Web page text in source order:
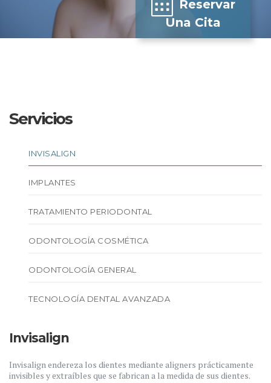
Reservar
Una Cita
Servicios
INVISALIGN
IMPLANTES
TRATAMIENTO PERIODONTAL
ODONTOLOGÍA COSMÉTICA
ODONTOLOGÍA GENERAL
TECNOLOGÍA DENTAL AVANZADA
Invisalign
Invisalign endereza los dientes mediante aligners prácticamente
invisibles y extraíbles que se fabrican a la medida de sus dientes.